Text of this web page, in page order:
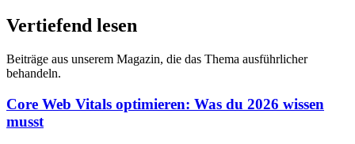
Vertiefend lesen
Beiträge aus unserem Magazin, die das Thema ausführlicher
behandeln.
Core Web Vitals optimieren: Was du 2026 wissen
musst